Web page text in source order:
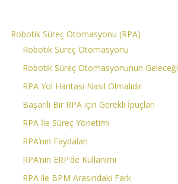
Robotik Süreç Otomasyonu (RPA)
Robotik Süreç Otomasyonu
Robotik Süreç Otomasyonunun Geleceği
RPA Yol Haritası Nasıl Olmalıdır
Başarılı Bir RPA için Gerekli İpuçları
RPA İle Süreç Yönetimi
RPA’nın Faydaları
RPA’nın ERP’de Kullanımı
RPA ile BPM Arasındaki Fark